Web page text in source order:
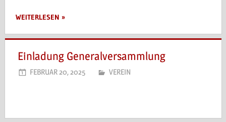
WEITERLESEN
Einladung Generalversammlung
FEBRUAR 20, 2025 VEREIN